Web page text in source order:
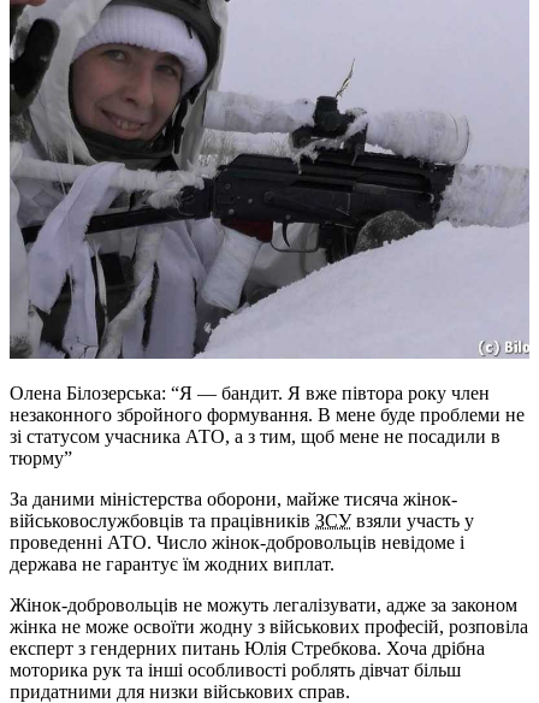
Олена Білозерська: “Я — бандит. Я вже півтора року член
незаконного збройного формування. В мене буде проблеми не
зі статусом учасника АТО, а з тим, щоб мене не посадили в
тюрму”
За даними міністерства оборони, майже тисяча жінок-
військовослужбовців та працівників ЗСУвзяли участь у
проведенні АТО. Число жінок-добровольців невідоме і
держава не гарантує їм жодних виплат.
Жінок-добровольців не можуть легалізувати, адже за законом
жінка не може освоїти жодну з військових професій, розповіла
експерт з гендерних питань Юлія Стребкова. Хоча дрібна
моторика рук та інші особливості роблять дівчат більш
придатними для низки військових справ.